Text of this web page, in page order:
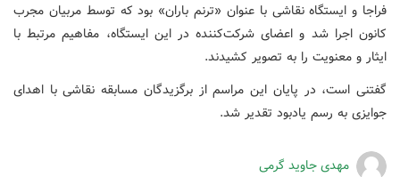
فراجا و ایستگاه نقاشی با عنوان «ترنم باران» بود که توسط مربیان مجرب
کانون اجرا شد و اعضای شرکت‌کننده در این ایستگاه، مفاهیم مرتبط با
ایثار و معنویت را به تصویر کشیدند.
گفتنی است، در پایان این مراسم از برگزیدگان مسابقه نقاشی با اهدای
جوایزی به رسم یادبود تقدیر شد.
مهدی جاوید گرمی